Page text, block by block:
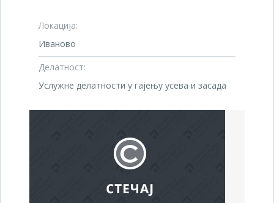
Локација:
Иваново
Делатност:
Услужне делатности у гајењу усева и засада